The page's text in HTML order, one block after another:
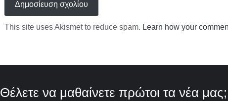
This site uses Akismet to reduce spam. Learn how your
Θέλετε να μαθαίνετε πρώτοι τα νέα μας;